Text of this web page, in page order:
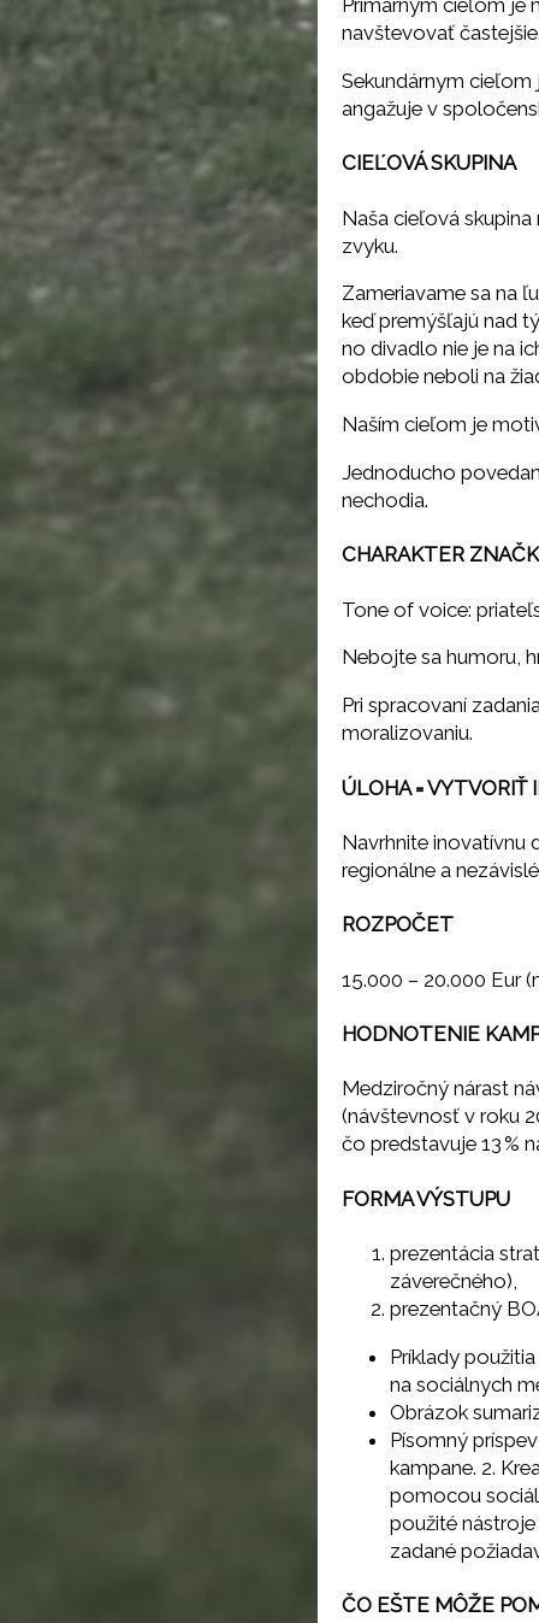
Primárnym cieľom je
navštevovať
Sekundárnym cieľom
angažuje v
CIEĽOVÁ SKUPINA
Naša cieľová
zvyku.
Zameriavame sa na
keď premýšľajú nad
no divadlo nie je na
obdobie neboli na
Naším cieľom je
Jednoducho
nechodia.
CHARAKTER
Tone of voice:
Nebojte sa humoru,
Pri spracovaní
moralizovaniu.
ÚLOHA = VYTVORIŤ
Navrhnite inovatívnu
regionálne a
ROZPOČET
15.000 – 20.000 Eur
HODNOTENIE
Medziročný nárast
(návštevnosť v roku
čo predstavuje 13 %
FORMA VÝSTUPU
prezentácia
záverečného),
prezentačný
Príklady
na sociálnych
Obrázok
Písomný
kampane. 2.
pomocou
použité
zadané
ČO EŠTE MÔŽE